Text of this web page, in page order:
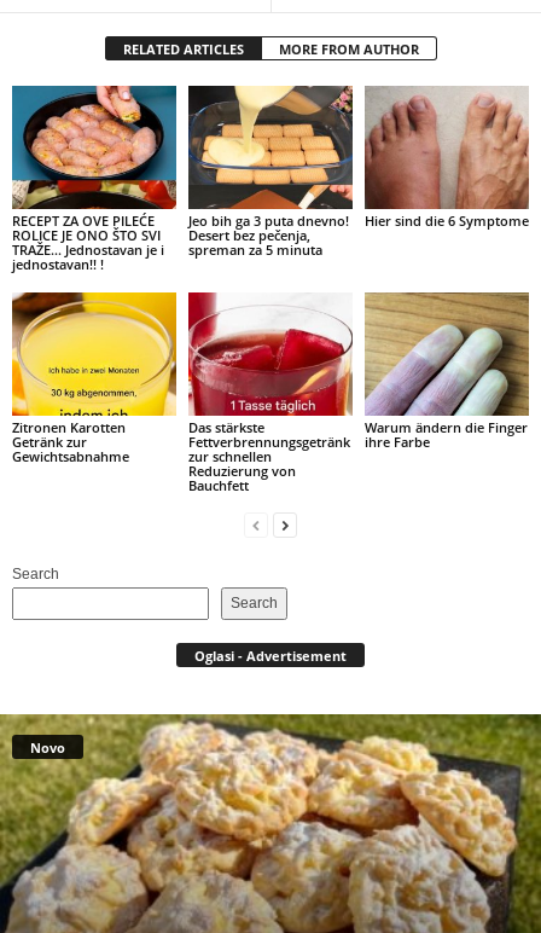
RELATED ARTICLES MORE FROM AUTHOR
RECEPT ZA OVE PILEĆE
ROLICE JE ONO ŠTO SVI
TRAŽE… Jednostavan je i
jednostavan!! !
Jeo bih ga 3 puta dnevno!
Desert bez pečenja,
spreman za 5 minuta
Hier sind die 6 Symptome
Zitronen Karotten
Getränk zur
Gewichtsabnahme
Das stärkste
Fettverbrennungsgetränk
zur schnellen
Reduzierung von
Bauchfett
Warum ändern die Finger
ihre Farbe
Search
Search
Oglasi - Advertisement
Novo